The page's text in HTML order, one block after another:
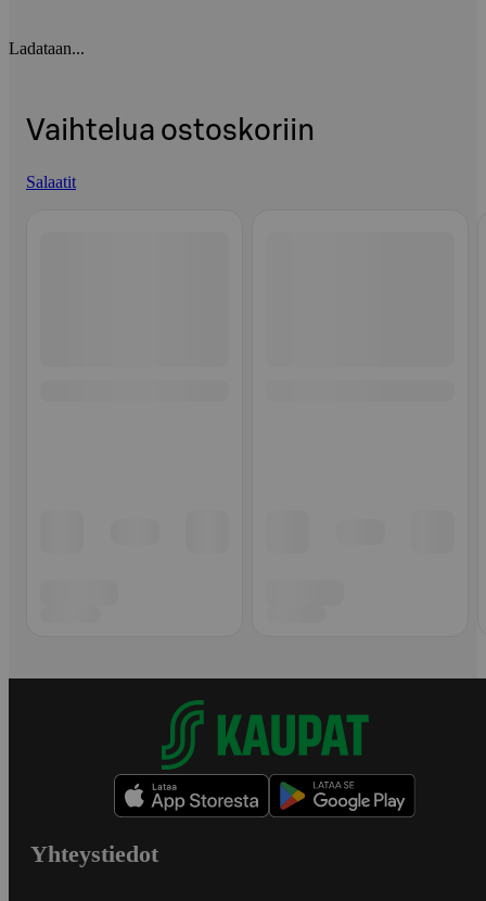
Ladataan...
Vaihtelua ostoskoriin
Salaatit
Yhteystiedot